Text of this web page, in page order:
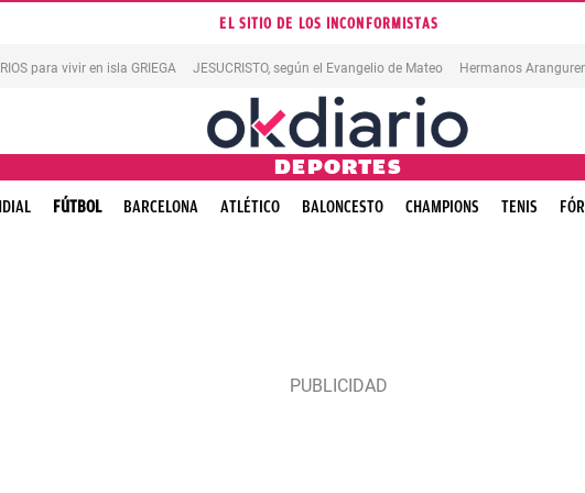
EL SITIO DE LOS INCONFORMISTAS
para vivir en isla GRIEGA JESUCRISTO, según el Evangelio de Mateo Hermanos Aranguren
DEPORTES
FÚTBOL BARCELONA ATLÉTICO BALONCESTO CHAMPIONS TENIS